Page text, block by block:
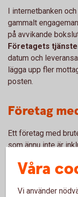
I internetbanken
gammalt
på avvikande
Företagets
datum och
lägga upp fler
posten.
Företag
Ett företag med
som ännu inte är
kompletterande
göras för att få all
exempelvis fonder,
Våra
Vi använder